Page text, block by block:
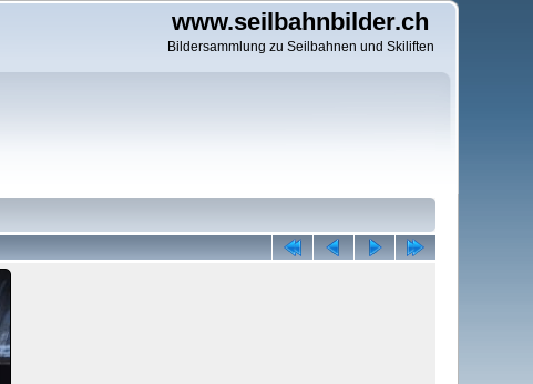
www.seilbahnbilder.ch
Bildersammlung zu Seilbahnen und Skiliften